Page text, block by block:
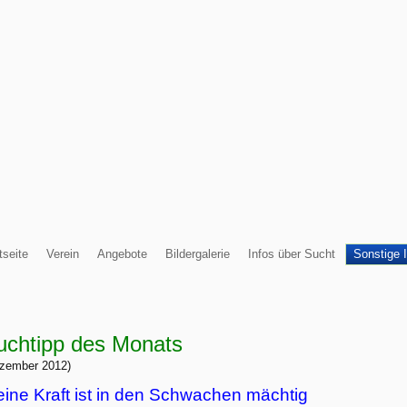
Verein Angebote Bildergalerie Infos über Sucht Sonstige
des Monats
2012)
Kraft ist in den Schwachen mächtig